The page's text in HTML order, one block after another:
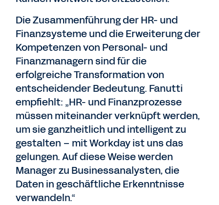
Die Zusammenführung der HR- und
Finanzsysteme und die Erweiterung der
Kompetenzen von Personal- und
Finanzmanagern sind für die
erfolgreiche Transformation von
entscheidender Bedeutung. Fanutti
empfiehlt: „HR- und Finanzprozesse
müssen miteinander verknüpft werden,
um sie ganzheitlich und intelligent zu
gestalten – mit Workday ist uns das
gelungen. Auf diese Weise werden
Manager zu Businessanalysten, die
Daten in geschäftliche Erkenntnisse
verwandeln.“